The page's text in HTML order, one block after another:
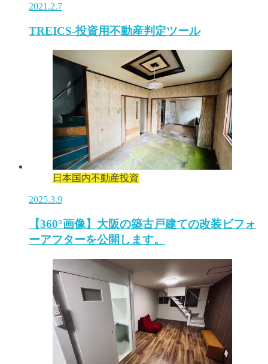
2021.2.7
TREICS-投資用不動産判定ツール
日本国内不動産投資
2025.3.9
【360°画像】大阪の築古戸建ての改装ビフォ
ーアフターを公開します。